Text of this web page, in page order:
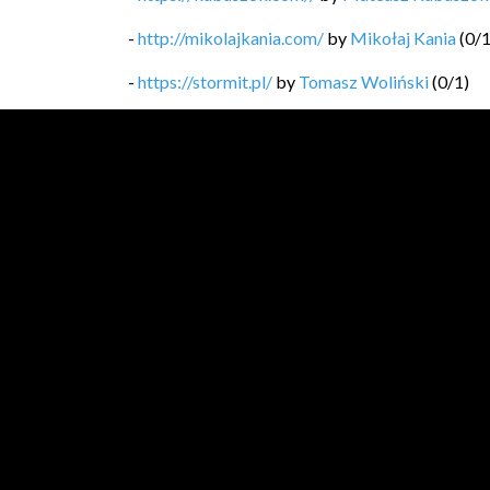
- http://mikolajkania.com/ by Mikołaj Kania(0/1
- https://stormit.pl/ by Tomasz Woliński(0/1)